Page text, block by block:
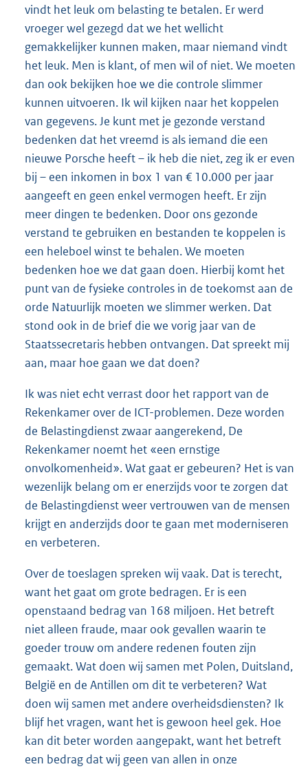
vindt het leuk om belasting te betalen. Er werd
vroeger wel gezegd dat we het wellicht
gemakkelijker kunnen maken, maar niemand vindt
het leuk. Men is klant, of men wil of niet. We moeten
dan ook bekijken hoe we die controle slimmer
kunnen uitvoeren. Ik wil kijken naar het koppelen
van gegevens. Je kunt met je gezonde verstand
bedenken dat het vreemd is als iemand die een
nieuwe Porsche heeft – ik heb die niet, zeg ik er even
bij – een inkomen in box 1 van € 10.000 per jaar
aangeeft en geen enkel vermogen heeft. Er zijn
meer dingen te bedenken. Door ons gezonde
verstand te gebruiken en bestanden te koppelen is
een heleboel winst te behalen. We moeten
bedenken hoe we dat gaan doen. Hierbij komt het
punt van de fysieke controles in de toekomst aan de
orde Natuurlijk moeten we slimmer werken. Dat
stond ook in de brief die we vorig jaar van de
Staatssecretaris hebben ontvangen. Dat spreekt mij
aan, maar hoe gaan we dat doen?
Ik was niet echt verrast door het rapport van de
Rekenkamer over de ICT-problemen. Deze worden
de Belastingdienst zwaar aangerekend, De
Rekenkamer noemt het «een ernstige
onvolkomenheid». Wat gaat er gebeuren? Het is van
wezenlijk belang om er enerzijds voor te zorgen dat
de Belastingdienst weer vertrouwen van de mensen
krijgt en anderzijds door te gaan met moderniseren
en verbeteren.
Over de toeslagen spreken wij vaak. Dat is terecht,
want het gaat om grote bedragen. Er is een
openstaand bedrag van 168 miljoen. Het betreft
niet alleen fraude, maar ook gevallen waarin te
goeder trouw om andere redenen fouten zijn
gemaakt. Wat doen wij samen met Polen, Duitsland,
België en de Antillen om dit te verbeteren? Wat
doen wij samen met andere overheidsdiensten? Ik
blijf het vragen, want het is gewoon heel gek. Hoe
kan dit beter worden aangepakt, want het betreft
een bedrag dat wij geen van allen in onze